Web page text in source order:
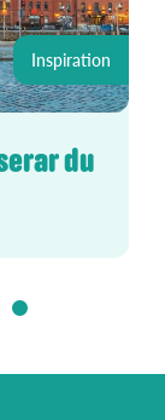
Inspiration
du